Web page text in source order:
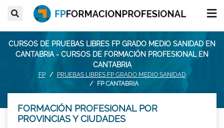
CURSOS DE PRUEBAS LIBRES FP GRADO MEDIO SANIDAD EN
CANTABRIA - CURSOS DE FORMACIÓN PROFESIONAL EN
CANTABRIA
FP
PRUEBAS LIBRES FP GRADO MEDIO SANIDAD
FP CANTABRIA
FORMACIÓN PROFESIONAL POR
PROVINCIAS Y CIUDADES